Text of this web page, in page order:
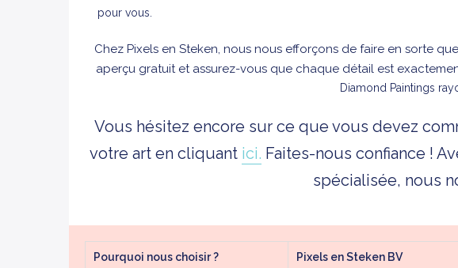
pour vous.
Chez Pixels en Steken, nous nous efforçons de faire en sorte
aperçu gratuit et assurez-vous que chaque détail est
Diamond Paintings
Vous hésitez encore sur ce que vous devez
votre art en cliquant ici. Faites-nous confiance !
spécialisée, nous
Pourquoi nous choisir ? Pixels en Steken BV